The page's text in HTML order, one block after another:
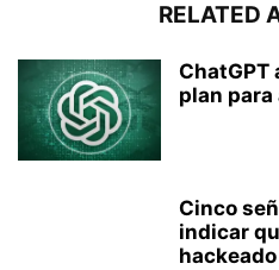
RELATED
ChatGPT
plan para
Cinco
indicar
hackeado